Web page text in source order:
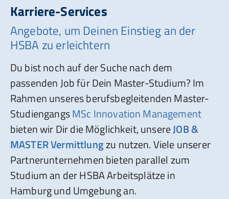
Karriere-Services
Angebote, um Deinen Einstieg an der
HSBA zu erleichtern
Du bist noch auf der Suche nach dem
passenden Job für Dein Master-Studium? Im
Rahmen unseres berufsbegleitenden Master-
StudiengangsMSc Innovation Management
bieten wir Dir die Möglichkeit, unsereJOB &
MASTER Vermittlungzu nutzen. Viele unserer
Partnerunternehmen bieten parallel zum
Studium an der HSBA Arbeitsplätze in
Hamburg und Umgebung an.